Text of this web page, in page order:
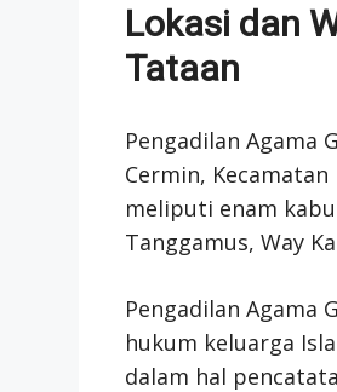
Lokasi dan
Tataan
Pengadilan Agama
Cermin,
meliputi enam
Tanggamus, Way
Pengadilan Agama
hukum keluarga
dalam hal